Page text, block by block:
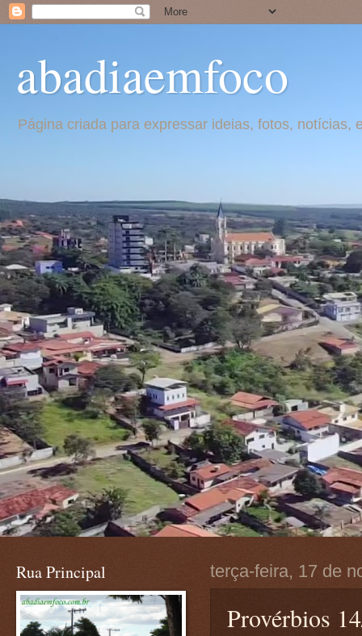
abadiaemfoco
Página criada para expressar ideias, fotos,
terça-feira, 17 de
Provérbios
Rua Principal